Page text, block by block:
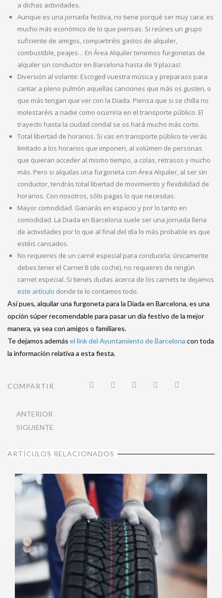
a dichas actividades.
Aunque es una jornada festiva, no tiene porqué ser muy cara: es
mucho más económico de lo que piensas. Si reúnes un grupo
suficiente de amigos, compartiréis gastos de alquiler,
combustible, peajes… En Área Alquiler tenemos furgonetas de
alquiler sin conductor en Barcelona hasta de 9 plazas!.
Diversión al volante: Escoged vuestra música y preparaos para
cantar a pleno pulmón aquellas canciones que más os gusten, o
que más tengan que ver con la Diada. Piensa que si se chilla no
molestaréis a nadie como ocurriría en el transporte público. El
trayecto hasta la ciudad condal se os hará mucho más corto.
Total libertad de horarios. Si vas en transporte público te verás
limitado a los horarios que imponen, al volúmen de personas
que quieran acceder al mismo tiempo, a colas, retrasos y mucho
más. Pero si alquilas una furgoneta con Área Alquiler, al ser sin
conductor, tendrás total libertad de movimiento y flexibilidad de
horarios. Con nosotros, sólo pagas lo que necesitas.
Mayor comodidad. Ganarás en espacio y por lo tanto en
comodidad. La Diada en Barcelona suele ser una jornada llena
de actividades por lo que al final del día lo más probable es que
estéis cansados.
No requieres de un carné especial para conducirla: únicamente
debes tener el Carnet B (de coche), no requieres de ningún
carnet especial. Si tienes dudas acerca de los carnets te dejamos
este artículo donde te lo contamos todo.
Así pues, alquilar una furgoneta para la Diada en Barcelona, es una
opción súper recomendable para pasar un día festivo de la mejor
manera, ya sea con amigos o familiares.
Te dejamos además el link del Ayuntamiento de Barcelona con toda
la información relativa a esta fiesta.
COMPARTIR
ANTERIOR
SIGUIENTE
ARTÍCULOS RELACIONADOS